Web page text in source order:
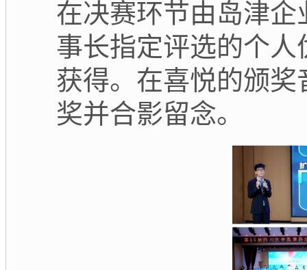
在决赛环节由岛津
事长指定评选的个
获得。在喜悦的颁
奖并合影留念。